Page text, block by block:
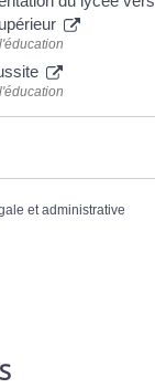
et administrative